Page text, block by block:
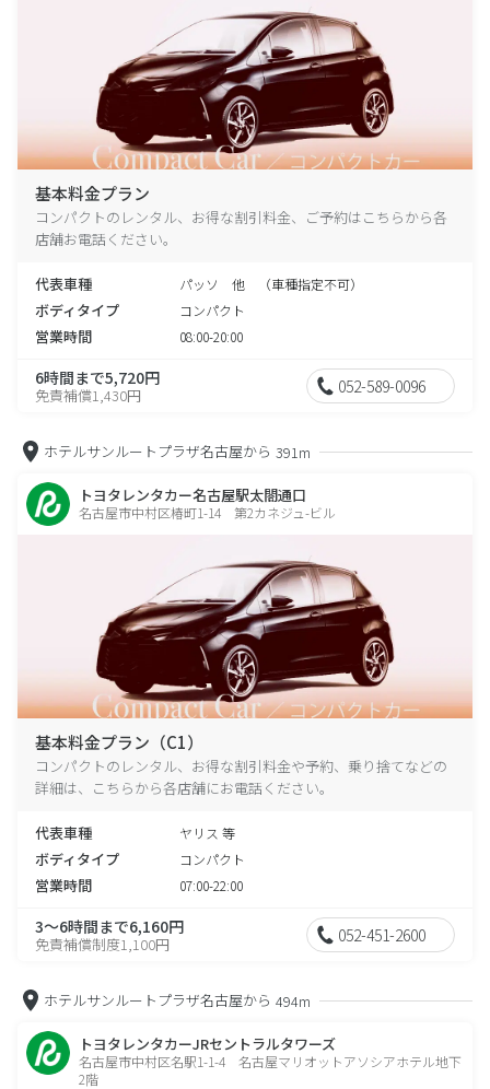
基本料金プラン
コンパクトのレンタル、お得な割引料金、ご予約はこちらから各
店舗お電話ください。
代表車種 パッソ 他 （車種指定不可）
ボディタイプ コンパクト
営業時間 08:00-20:00
6時間まで5,720円
免責補償1,430円 052-589-0096
ホテルサンルートプラザ名古屋から 391m
トヨタレンタカー名古屋駅太閤通口
名古屋市中村区椿町1-14 第2カネジュ-ビル
基本料金プラン（C1）
コンパクトのレンタル、お得な割引料金や予約、乗り捨てなどの
詳細は、こちらから各店舗にお電話ください。
代表車種 ヤリス 等
ボディタイプ コンパクト
営業時間 07:00-22:00
3～6時間まで6,160円
免責補償制度1,100円 052-451-2600
ホテルサンルートプラザ名古屋から 494m
トヨタレンタカーJRセントラルタワーズ
名古屋市中村区名駅1-1-4 名古屋マリオットアソシアホテル地下
2階